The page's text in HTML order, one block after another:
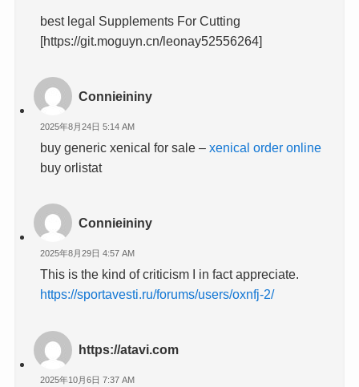
best legal Supplements For Cutting
[https://git.moguyn.cn/leonay52556264]
Connieininy
2025年8月24日 5:14 AM
buy generic xenical for sale –xenical order online
buy orlistat
Connieininy
2025年8月29日 4:57 AM
This is the kind of criticism I in fact appreciate.
https://sportavesti.ru/forums/users/oxnfj-2/
https://atavi.com
2025年10月6日 7:37 AM